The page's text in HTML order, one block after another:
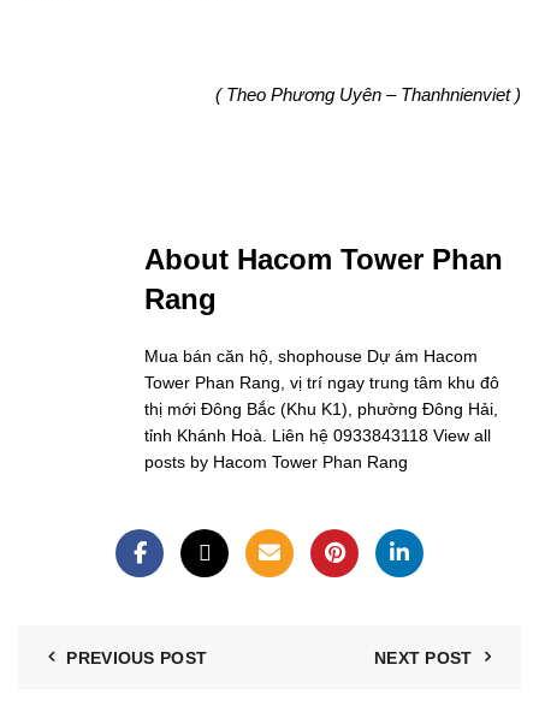
( Theo Phương Uyên – Thanhnienviet )
About Hacom Tower Phan
Rang
Mua bán căn hộ, shophouse Dự ám Hacom
Tower Phan Rang, vị trí ngay trung tâm khu đô
thị mới Đông Bắc (Khu K1), phường Đông Hải,
tỉnh Khánh Hoà. Liên hệ 0933843118 View all
posts by Hacom Tower Phan Rang
PREVIOUS POST NEXT POST